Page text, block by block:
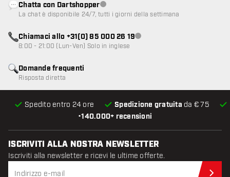
•140.000+ recensioni
Spedito entro 24 ore Spedizione gratuita da € 75
Domande frequenti
Risposta diretta
Chatta con DartshopperServizio clienti non disponibile
La chat è disponibile 24/7, tutti i giorni della settimana
Chiamaci allo +31(0) 85 000 26 19Servizio clienti non disponibile
8:00 - 21:00 (Lun-Ven) Solo in inglese
ISCRIVITI ALLA NOSTRA NEWSLETTER
Iscriviti alla newsletter e ricevi le ultime offerte.